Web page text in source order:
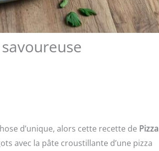
d’unique, alors cette recette de Pizza
avec la pâte croustillante d’une pizza